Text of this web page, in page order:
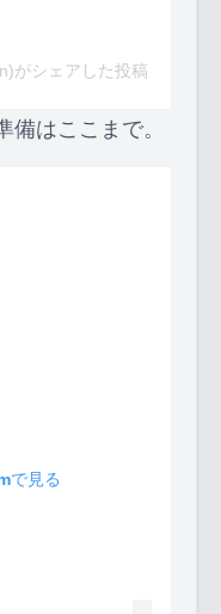
がシェアした投稿
はここまで。
で見る